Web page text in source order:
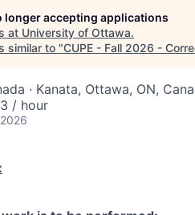
longer accepting applications
at University of Ottawa.
similar to "CUPE - Fall 2026 -
· Kanata, Ottawa, ON,
/ hour